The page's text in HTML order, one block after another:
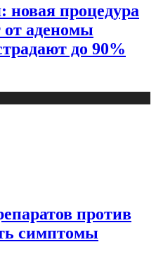
новая процедура
от аденомы
до 90%
против
симптомы